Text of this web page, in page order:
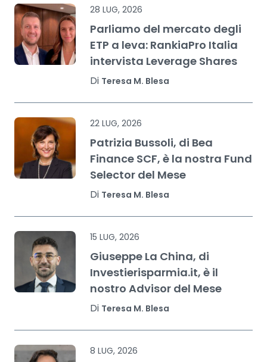
28 LUG, 2026
Parliamo del mercato degli
ETP a leva: RankiaPro Italia
intervista Leverage Shares
Di Teresa M. Blesa
22 LUG, 2026
Patrizia Bussoli, di Bea
Finance SCF, è la nostra Fund
Selector del Mese
Di Teresa M. Blesa
15 LUG, 2026
Giuseppe La China, di
Investierisparmia.it, è il
nostro Advisor del Mese
Di Teresa M. Blesa
8 LUG, 2026